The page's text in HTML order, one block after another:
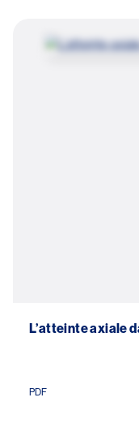
Image
L’atteinte axiale
PDF